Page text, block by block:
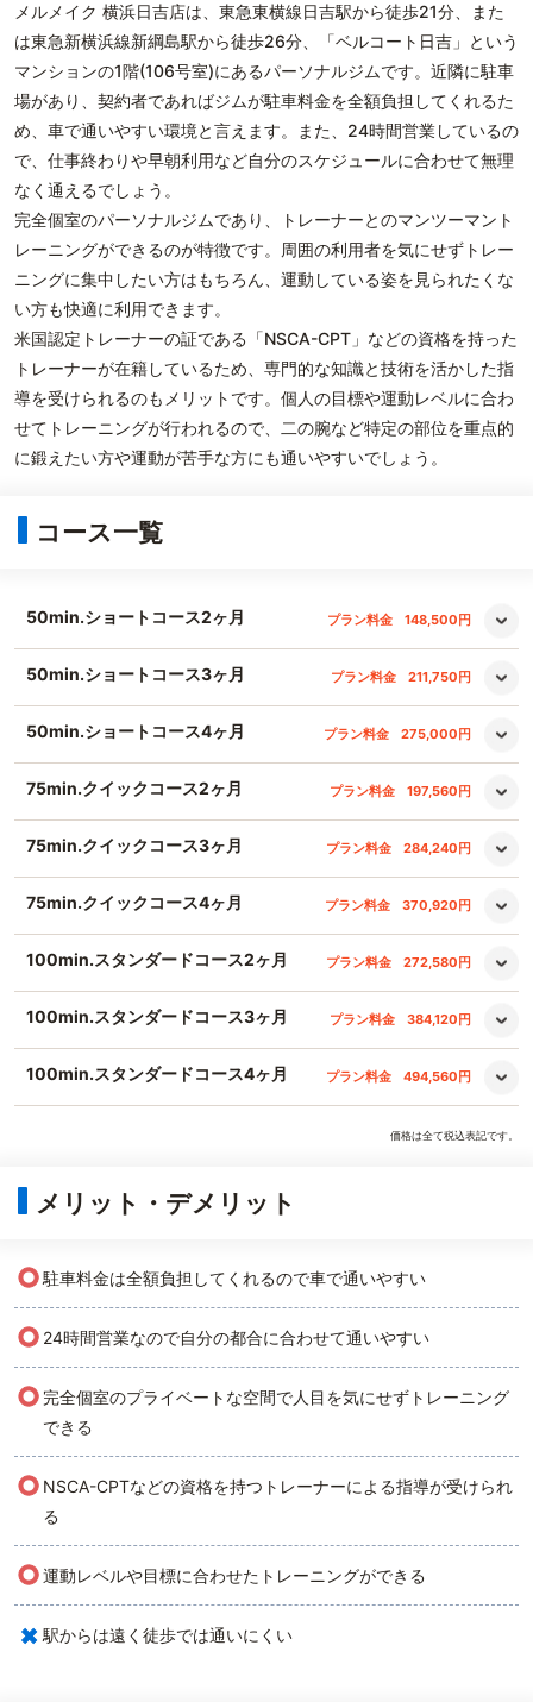
メルメイク 横浜日吉店は、東急東横線日吉駅から徒歩21分、また
は東急新横浜線新綱島駅から徒歩26分、「ベルコート日吉」という
マンションの1階(106号室)にあるパーソナルジムです。近隣に駐車
場があり、契約者であればジムが駐車料金を全額負担してくれるた
め、車で通いやすい環境と言えます。また、24時間営業しているの
で、仕事終わりや早朝利用など自分のスケジュールに合わせて無理
なく通えるでしょう。
完全個室のパーソナルジムであり、トレーナーとのマンツーマント
レーニングができるのが特徴です。周囲の利用者を気にせずトレー
ニングに集中したい方はもちろん、運動している姿を見られたくな
い方も快適に利用できます。
米国認定トレーナーの証である「NSCA-CPT」などの資格を持った
トレーナーが在籍しているため、専門的な知識と技術を活かした指
導を受けられるのもメリットです。個人の目標や運動レベルに合わ
せてトレーニングが行われるので、二の腕など特定の部位を重点的
に鍛えたい方や運動が苦手な方にも通いやすいでしょう。
コース一覧
50min.ショートコース2ヶ月 プラン料金 148,500円
50min.ショートコース3ヶ月 プラン料金 211,750円
50min.ショートコース4ヶ月 プラン料金 275,000円
75min.クイックコース2ヶ月 プラン料金 197,560円
75min.クイックコース3ヶ月 プラン料金 284,240円
75min.クイックコース4ヶ月 プラン料金 370,920円
100min.スタンダードコース2ヶ月 プラン料金 272,580円
100min.スタンダードコース3ヶ月 プラン料金 384,120円
100min.スタンダードコース4ヶ月 プラン料金 494,560円
価格は全て税込表記です。
メリット・デメリット
○駐車料金は全額負担してくれるので車で通いやすい
○ 24時間営業なので自分の都合に合わせて通いやすい
○ 完全個室のプライベートな空間で人目を気にせずトレーニング
できる
○ NSCA-CPTなどの資格を持つトレーナーによる指導が受けられ
る
○運動レベルや目標に合わせたトレーニングができる
× 駅からは遠く徒歩では通いにくい